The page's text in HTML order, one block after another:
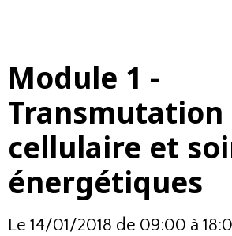
Module 1 -
Transmutation
cellulaire et
énergétiques
Le 14/01/2018 de 09:00 à